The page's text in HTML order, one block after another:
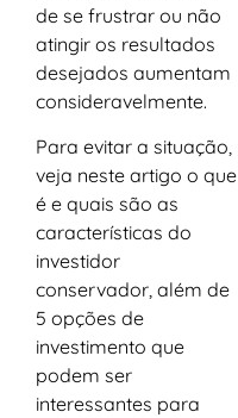
de se frustrar ou não
atingir os resultados
desejados aumentam
consideravelmente.
Para evitar a situação,
veja neste artigo o que
é e quais são as
características do
investidor
conservador, além de
5 opções de
investimento que
podem ser
interessantes para